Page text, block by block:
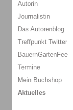
Autorin
Journalistin
Das Autorenblog
Treffpunkt Twitter
BauernGartenFee
Termine
Mein Buchshop
Aktuelles